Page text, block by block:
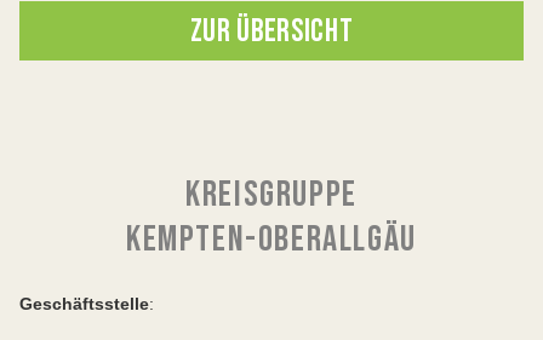
ZUR ÜBERSICHT
KREISGRUPPE
KEMPTEN-OBERALLGÄU
Geschäftsstelle: